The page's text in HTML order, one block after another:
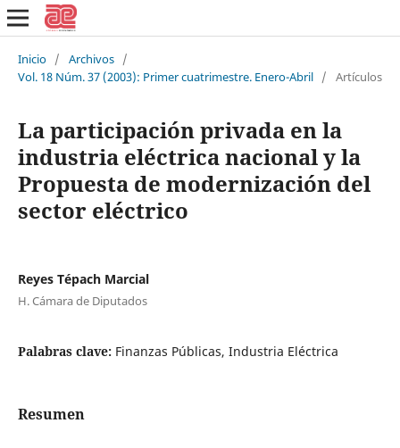
Inicio / Archivos /
Vol. 18 Núm. 37 (2003): Primer cuatrimestre. Enero-Abril / Artículos
La participación privada en la
industria eléctrica nacional y la
Propuesta de modernización del
sector eléctrico
Reyes Tépach Marcial
H. Cámara de Diputados
Palabras clave: Finanzas Públicas, Industria Eléctrica
Resumen